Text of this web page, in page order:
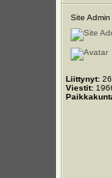
Site Admin
Liittynyt:26
Viestit: